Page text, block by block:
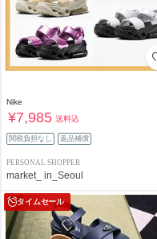
Nike
¥7,985 送料込
関税負担なし 返品補償
PERSONAL SHOPPER
market_ in_Seoul
タイムセール